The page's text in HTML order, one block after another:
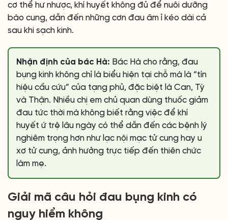
cơ thể hư nhược, khí huyết không đủ để nuôi dưỡng
bào cung, dẫn đến những cơn đau âm ỉ kéo dài cả
sau khi sạch kinh.
Nhận định của bác Hà: Bác Hà cho rằng, đau
bụng kinh không chỉ là biểu hiện tại chỗ mà là “tín
hiệu cầu cứu” của tạng phủ, đặc biệt là Can, Tỳ
và Thận. Nhiều chị em chủ quan dùng thuốc giảm
đau tức thời mà không biết rằng việc để khí
huyết ứ trệ lâu ngày có thể dẫn đến các bệnh lý
nghiêm trọng hơn như lạc nội mạc tử cung hay u
xơ tử cung, ảnh hưởng trực tiếp đến thiên chức
làm mẹ.
Giải mã câu hỏi đau bụng kinh có
nguy hiểm không